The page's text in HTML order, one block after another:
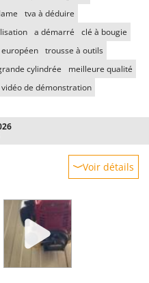
tva à déduire
a démarré
clé à bougie
européen trousse à outils
cylindrée
meilleure qualité
vidéo de démonstration
Voir détails